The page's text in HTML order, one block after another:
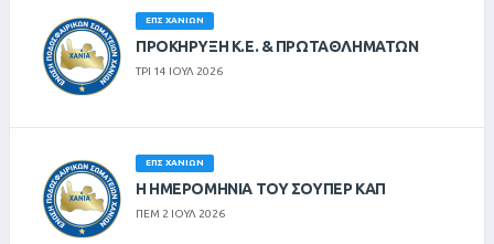
ΕΠΣ ΧΑΝΊΩΝ
ΠΡΟΚΗΡΥΞΗ Κ.Ε. & ΠΡΩΤΑΘΛΗΜΑΤΩΝ
ΤΡΙ 14 ΙΟΥΛ 2026
ΕΠΣ ΧΑΝΊΩΝ
Η ΗΜΕΡΟΜΗΝΙΑ ΤΟΥ ΣΟΥΠΕΡ ΚΑΠ
ΠΕΜ 2 ΙΟΥΛ 2026